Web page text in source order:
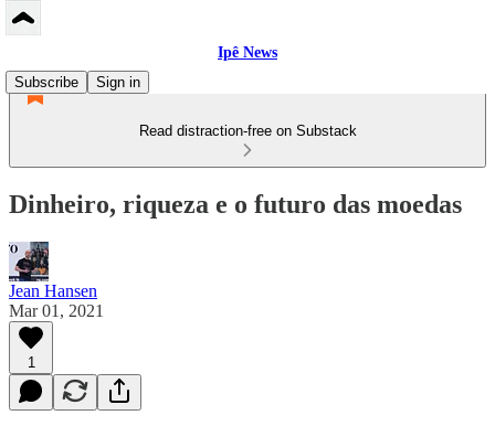
Ipê News
Subscribe
Sign in
Read distraction-free on Substack
Dinheiro, riqueza e o futuro das moedas
Jean Hansen
Mar 01, 2021
1